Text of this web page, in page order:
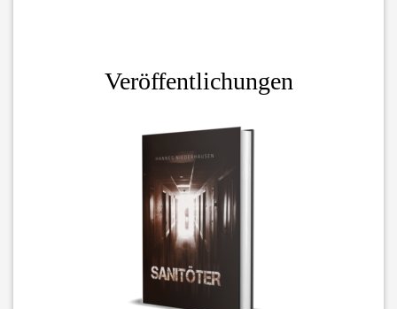
Veröffentlichungen